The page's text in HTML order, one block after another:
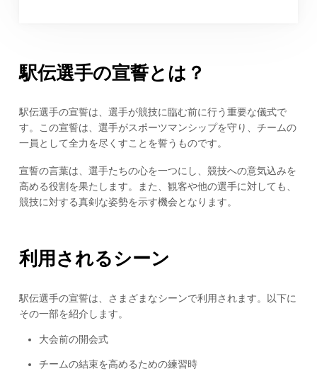
駅伝選手の宣誓とは？
駅伝選手の宣誓は、選手が競技に臨む前に行う重要な儀式で
す。この宣誓は、選手がスポーツマンシップを守り、チームの
一員として全力を尽くすことを誓うものです。
宣誓の言葉は、選手たちの心を一つにし、競技への意気込みを
高める役割を果たします。また、観客や他の選手に対しても、
競技に対する真剣な姿勢を示す機会となります。
利用されるシーン
駅伝選手の宣誓は、さまざまなシーンで利用されます。以下に
その一部を紹介します。
大会前の開会式
チームの結束を高めるための練習時